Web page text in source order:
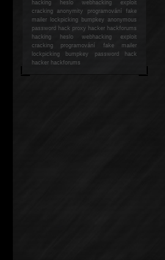
hackingheslo webhacking exploit
cracking anonymity programování fake
mailer lockpicking bumpkey anonymous
password hack proxy hacker hackforums
hacking heslo webhacking exploit
cracking programování fake mailer
lockpicking bumpkey password hack
hackerhackforums